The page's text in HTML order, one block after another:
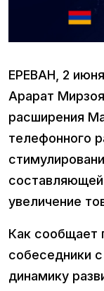
ЕРЕВАН, 2
Арарат
расширения
телефонного
увеличение
Как сообщает
собеседники
динамику